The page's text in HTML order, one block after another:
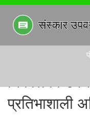
निकोल
प्रतिभाशाली